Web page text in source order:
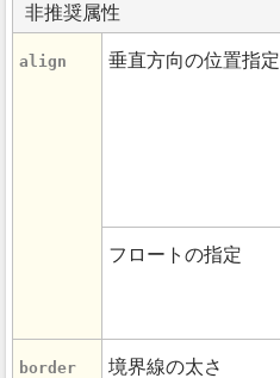
非推奨属性
align 垂直方向の位置指定
フロートの指定
border 境界線の太さ